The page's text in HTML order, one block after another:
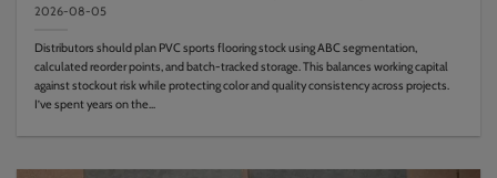
2026-08-05
Distributors should plan PVC sports flooring stock using ABC segmentation,
calculated reorder points, and batch-tracked storage. This balances working capital
against stockout risk while protecting color and quality consistency across projects.
I’ve spent years on the...